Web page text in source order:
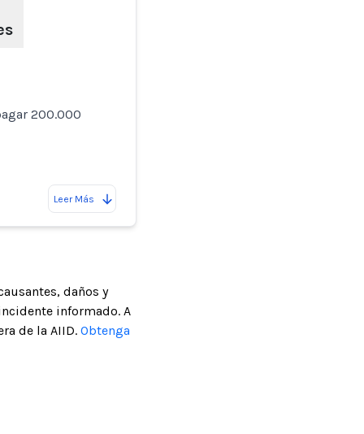
200.000
Leer Más
daños y
informado. A
de la AIID. Obtenga